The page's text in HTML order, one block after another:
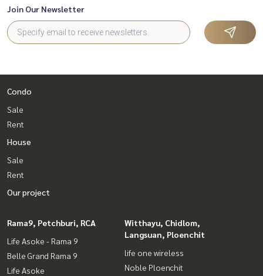
Join Our Newsletter
Condo
Sale
Rent
House
Sale
Rent
Our project
Rama9, Petchburi, RCA
Life Asoke - Rama 9
Belle Grand Rama 9
Life Asoke
Witthayu, Chidlom,
Langsuan, Ploenchit
life one wireless
Noble Ploenchit